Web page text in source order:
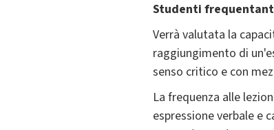
Studenti
Verrà valutata la
raggiungimento di
senso critico e con
La frequenza alle
espressione verbale e